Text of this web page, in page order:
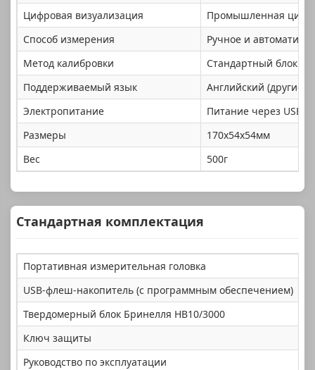
Цифровая визуализация
Промышленная
Способ измерения
Ручное и
Метод калибровки
Стандартный блок
Поддерживаемый язык
Английский (другие
Электропитание
Питание через USB
Размеры
170x54x54мм
Вес
500г
Стандартная комплектация
Портативная измерительная головка
USB-флеш-накопитель (с программным обеспечением)
Твердомерный блок Бринелля HB10/3000
Ключ защиты
Руководство по эксплуатации